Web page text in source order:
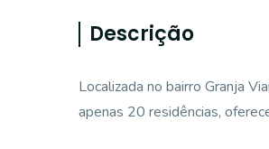
Descrição
Localizada no bairro Granja
apenas 20 residências,